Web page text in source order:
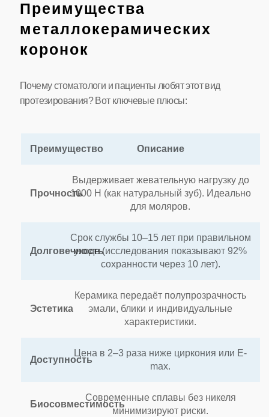
Преимущества
металлокерамических
коронок
Почему стоматологи и пациенты любят этот вид
протезирования? Вот ключевые плюсы:
Преимущество Описание
Прочность
Выдерживает жевательную нагрузку до
1000 Н (как натуральный зуб). Идеально
для моляров.
Долговечность
Срок службы 10–15 лет при правильном
уходе (исследования показывают 92%
сохранности через 10 лет).
Эстетика
Керамика передаёт полупрозрачность
эмали, блики и индивидуальные
характеристики.
Доступность
Цена в 2–3 раза ниже циркония или E-
max.
Биосовместимость
Современные сплавы без никеля
минимизируют риски.